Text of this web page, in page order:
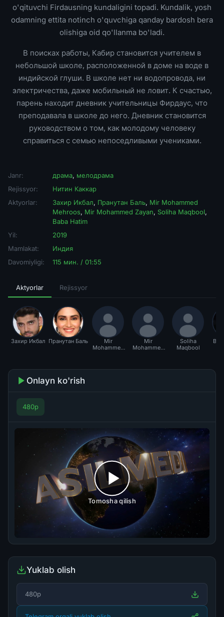
o'qituvchi Firdausning kundaligini topadi. Kundalik, yosh
odamning ettita notinch o'quvchiga qanday bardosh bera
olishiga oid qo'llanma bo'ladi.
В поисках работы, Кабир становится учителем в
небольшой школе, расположенной в доме на воде в
индийской глуши. В школе нет ни водопровода, ни
электричества, даже мобильный не ловит. К счастью,
парень находит дневник учительницы Фирдаус, что
преподавала в школе до него. Дневник становится
руководством о том, как молодому человеку
справиться с семью непоседливыми учениками.
Janr: драма, мелодрама
Rejissyor:
Нитин Каккар
Aktyorlar:
Захир Икбал, Пранутан Баль, Mir Mohammed
Mehroos, Mir Mohammed Zayan, Soliha Maqbool,
Baba Hatim
Yil:
2019
Mamlakat:
Индия
Davomiyligi:
115 мин. / 01:55
Aktyorlar Rejissyor
Захир Икбал Пранутан Баль
Mir
Mohammed
Mir
Mohammed
Soliha
Maqbool
Onlayn ko'rish
480p
Tomosha qilish
Yuklab olish
480p